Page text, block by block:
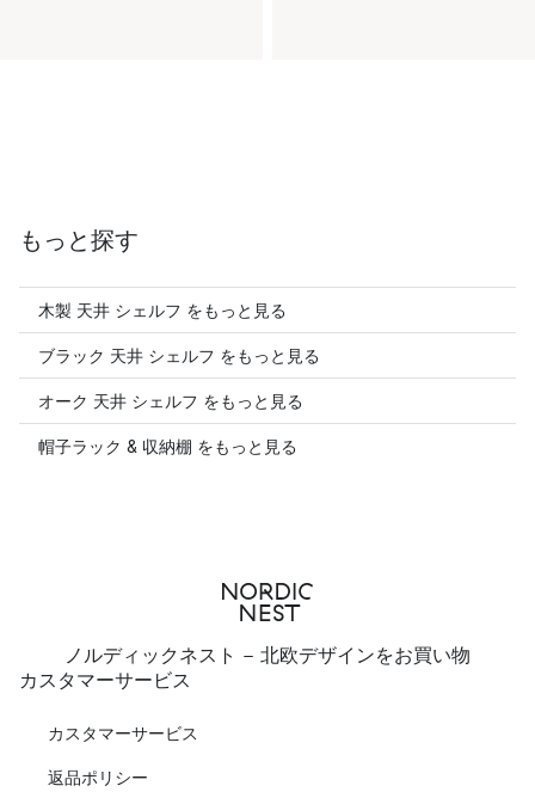
もっと探す
木製 天井 シェルフ をもっと見る
ブラック 天井 シェルフ をもっと見る
オーク 天井 シェルフ をもっと見る
帽子ラック & 収納棚 をもっと見る
ノルディックネスト - 北欧デザインをお買い物
カスタマーサービス
カスタマーサービス
返品ポリシー